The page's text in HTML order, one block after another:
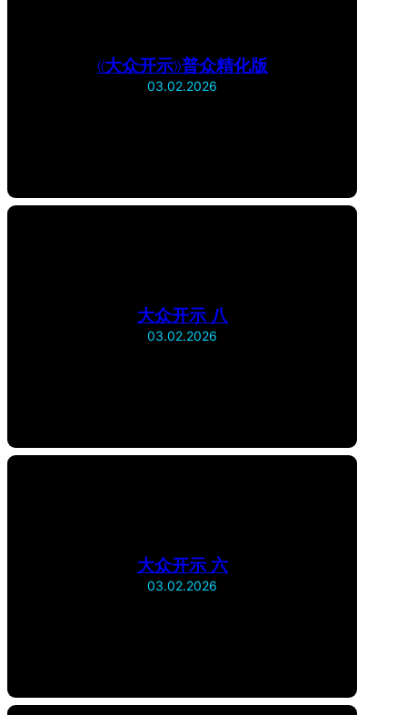
《大众开示》普众精化版
03.02.2026
大众开示 八
03.02.2026
大众开示 六
03.02.2026